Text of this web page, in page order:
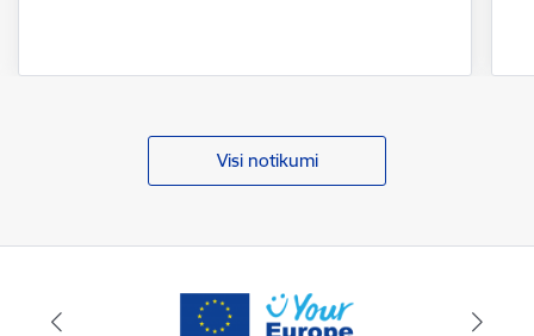
Visi notikumi